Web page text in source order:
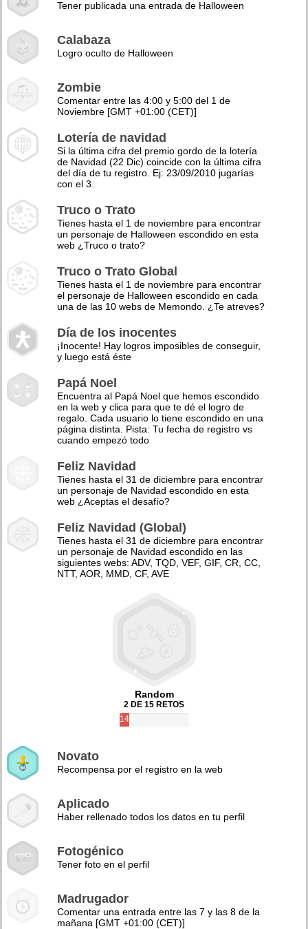
Tener publicada una entrada de Halloween
Calabaza
Logro oculto de Halloween
Zombie
Comentar entre las 4:00 y 5:00 del 1 de
Noviembre [GMT +01:00 (CET)]
Lotería de navidad
Si la última cifra del premio gordo de la lotería
de Navidad (22 Dic) coincide con la última cifra
del día de tu registro. Ej: 23/09/2010 jugarías
con el 3.
Truco o Trato
Tienes hasta el 1 de noviembre para encontrar
un personaje de Halloween escondido en esta
web ¿Truco o trato?
Truco o Trato Global
Tienes hasta el 1 de noviembre para encontrar
el personaje de Halloween escondido en cada
una de las 10 webs de Memondo. ¿Te atreves?
Día de los inocentes
¡Inocente! Hay logros imposibles de conseguir,
y luego está éste
Papá Noel
Encuentra al Papá Noel que hemos escondido
en la web y clica para que te dé el logro de
regalo. Cada usuario lo tiene escondido en una
página distinta. Pista: Tu fecha de registro vs
cuando empezó todo
Feliz Navidad
Tienes hasta el 31 de diciembre para encontrar
un personaje de Navidad escondido en esta
web ¿Aceptas el desafío?
Feliz Navidad (Global)
Tienes hasta el 31 de diciembre para encontrar
un personaje de Navidad escondido en las
siguientes webs: ADV, TQD, VEF, GIF, CR, CC,
NTT, AOR, MMD, CF, AVE
Random
2 DE 15 RETOS
14%
Novato
Recompensa por el registro en la web
Aplicado
Haber rellenado todos los datos en tu perfil
Fotogénico
Tener foto en el perfil
Madrugador
Comentar una entrada entre las 7 y las 8 de la
mañana [GMT +01:00 (CET)]